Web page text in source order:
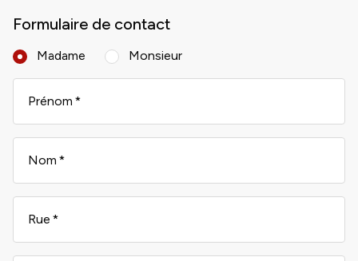
Formulaire de contact
Madame Monsieur
Prénom
Nom
Rue